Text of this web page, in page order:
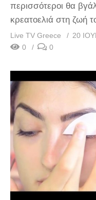
περισσότεροι θα
κρεατοελιά στη ζωή
Live TV Greece
20
0
0